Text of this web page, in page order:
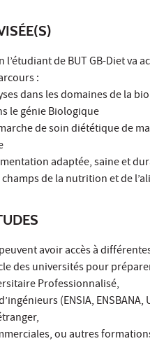
de BUT GB-Diet va
:
dans les domaines de la
le génie Biologique
de soin diététique de
adaptée, saine et
champs de la nutrition et de
avoir accès à
des universités pour
Professionnalisé,
(ENSIA, ENSBANA,
ou autres